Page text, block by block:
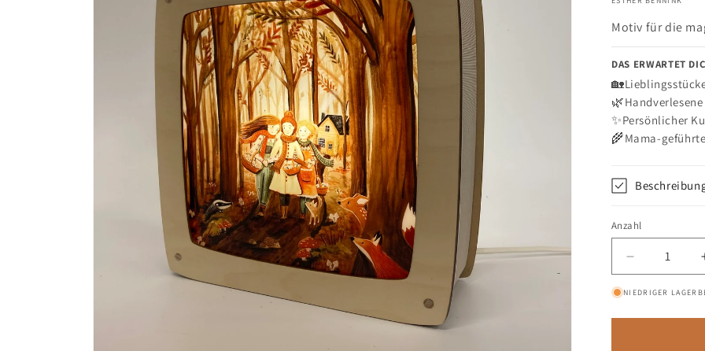
Motiv für die
DAS ERWARTET
🏡
🌿
✨Persönlicher
🌾Mama-
Anzahl
Anzahl
Verringere
die
Menge
NIEDRIGER